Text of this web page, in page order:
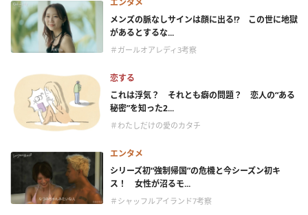
メンズの脈なしサインは顔に出る!? この世に地獄
があるとするな...
＃ガールオアレディ3考察
恋する
これは浮気？ それとも癖の問題？ 恋人の“ある
秘密”を知った2...
＃わたしだけの愛のカタチ
エンタメ
シリーズ初“強制帰国”の危機と今シーズン初キ
ス！ 女性が沼るモ...
＃シャッフルアイランド7考察